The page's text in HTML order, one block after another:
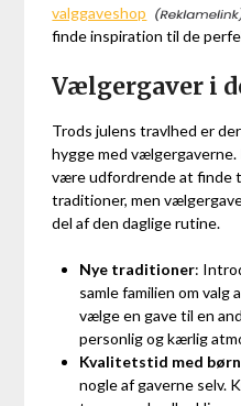
valggaveshop
finde inspiration til de
Vælgergaver i
Trods julens travlhed er
hygge med
være udfordrende at finde
traditioner, men
del af den daglige rutine.
Nye traditioner:
samle familien om valg
vælge en gave til en
personlig og kærlig
Kvalitetstid med
nogle af gaverne selv.